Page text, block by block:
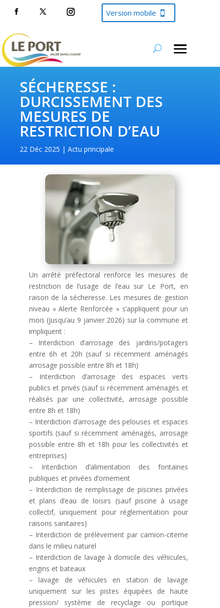
Version mobile
SÉCHERESSE :
DURCISSEMENT DES
MESURES DE
RESTRICTION D’EAU
22 Déc 2025 Actu principale
Un arrêté préfectoral renforce les mesures de
restriction de l’usage de l’eau sur Le Port, en
raison de la sécheresse. Les mesures de gestion
niveau « Alerte Renforcée » s’appliquent pour un
mois (jusqu’au 9 janvier 2026) sur la commune et
impliquent :
– Interdiction d’arrosage des jardins/potagers
entre 6h et 20h (sauf si récemment aménagés
arrosage possible entre 8h et 18h)
– Interdiction d’arrosage des espaces verts
publics et privés (sauf si récemment aménagés et
réalisés par une collectivité, arrosage possible
entre 8h et 18h)
– Interdiction d’arrosage des pelouses et espaces
sportifs (sauf si récemment aménagés, arrosage
possible entre 8h et 18h pour les collectivités et
entreprises)
– Interdiction d’alimentation des fontaines
publiques et privées d’ornement
– Interdiction de remplissage de piscines privées
et plans d’eau de loisirs (sauf piscine à usage
collectif, uniquement pour réglementation pour
raisons sanitaires)
– Interdiction de prélèvement par camion-citerne
dans le milieu naturel
– Interdiction de lavage à domicile des véhicules,
engins et bateaux
– lavage de véhicules en station de lavage
uniquement sur les pistes équipées de haute
pression/ système de recyclage ou portique